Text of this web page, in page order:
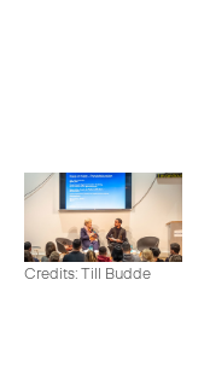
Credits: Till Budde